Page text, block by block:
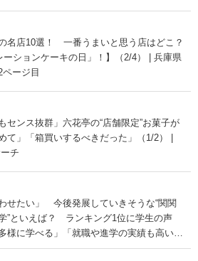
名店10選！ 一番うまいと思う店はどこ？
ーションケーキの日」！】（2/4） | 兵庫県
ージ目
センス抜群」六花亭の“店舗限定”お菓子が
」「箱買いするべきだった」（1/2） |
チ
せたい」 今後発展していきそうな“関関
”といえば？ ランキング1位に学生の声
様に学べる」「就職や進学の実績も高い」
チ